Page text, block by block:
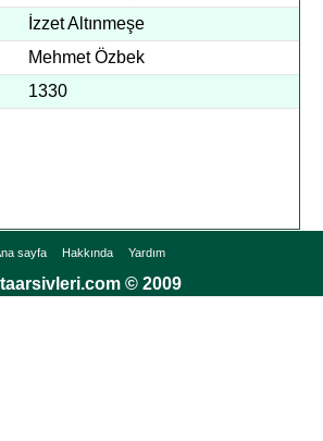
İzzet Altınmeşe
Mehmet Özbek
1330
sayfa Hakkında Yardım
© 2009